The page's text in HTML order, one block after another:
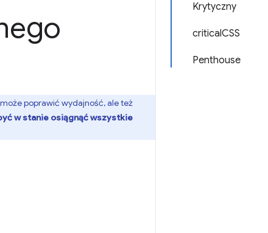
Krytyczny
criticalCSS
Penthouse
poprawić wydajność, ale też
w stanie osiągnąć wszystkie